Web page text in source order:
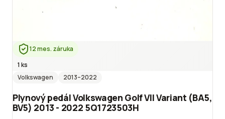
12 mes. záruka
1 ks
Volkswagen
2013–2022
Plynový pedál Volkswagen Golf VII Variant (BA5,
BV5) 2013 - 2022 5Q1723503H